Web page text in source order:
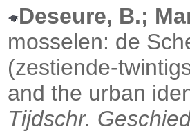
Deseure, B.;
mosselen: de
(zestiende-
and the urban
Tijdschr.